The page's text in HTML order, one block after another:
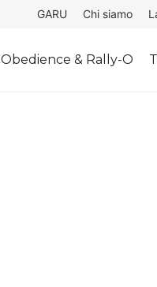
GARU Chi siamo
Obedience & Rally-O